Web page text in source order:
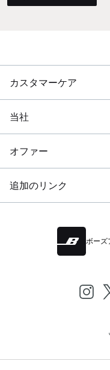
カスタマーケア
当社
オファー
追加のリンク
ボーズ